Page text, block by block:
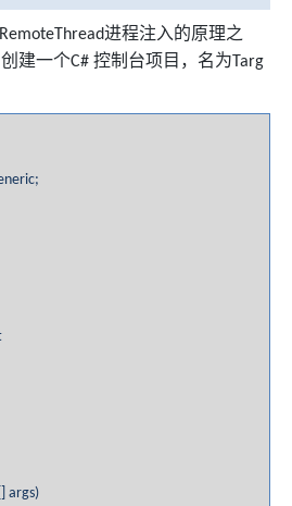
进程注入的原理之
建一个C# 控制台项目，名为Targ
args)